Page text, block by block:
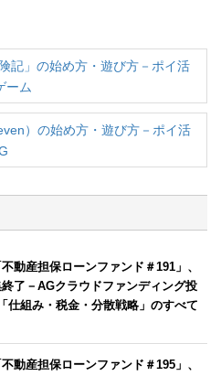
記」の始め方・遊び方－ポイ活
ーム
）の始め方・遊び方－ポイ活
動産担保ローンファンド＃191」、
了－AGクラウドファンディング投
仕組み・税金・分散戦略」のすべて
動産担保ローンファンド＃195」、